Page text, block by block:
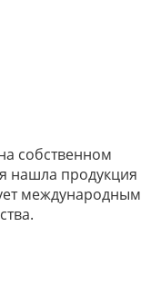
собственном
нашла продукция
международным